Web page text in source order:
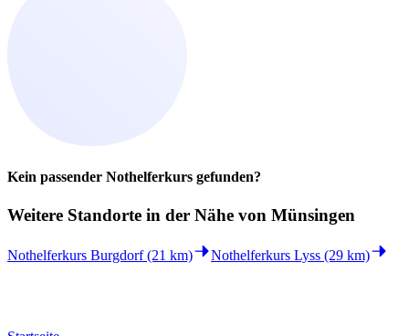
Kein passender Nothelferkurs gefunden?
Weitere Standorte in der Nähe von Münsingen
Nothelferkurs Burgdorf (21 km) Nothelferkurs Lyss (29 km)